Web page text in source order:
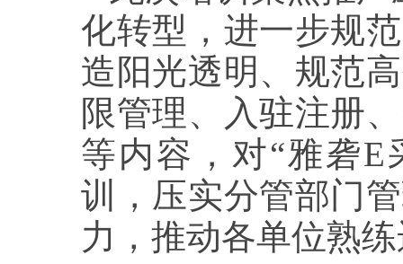
化转型，进一步规
造阳光透明、规范
限管理、入驻注册
等内容，对“雅砻
训，压实分管部门
力，推动各单位熟